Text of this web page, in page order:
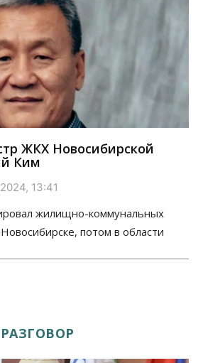
ЖКХ Новосибирской
Ким
13:41
жилищно-коммунальных
потом в области